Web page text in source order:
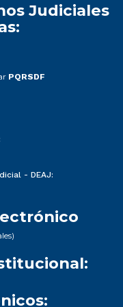
Judiciales
PQRSDF
- DEAJ: